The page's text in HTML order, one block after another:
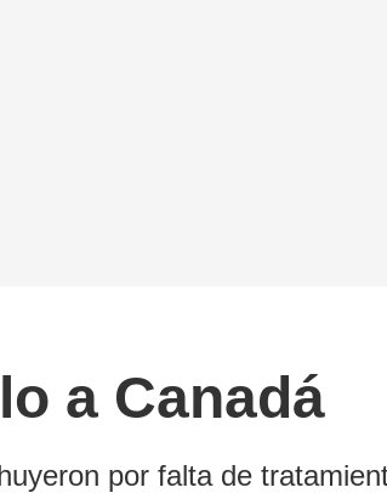
a Canadá
por falta de